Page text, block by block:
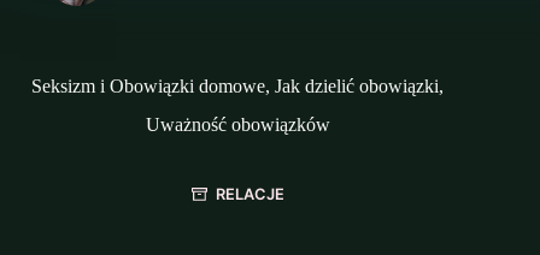
Seksizm i Obowiązki domowe, Jak dzielić obowiązki,
Uważność obowiązków
RELACJE